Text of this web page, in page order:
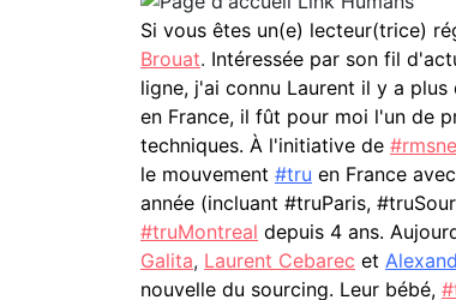
Si vous êtes un(e) lecteur(trice)
Brouat. Intéressée par son fil
ligne, j'ai connu Laurent il y a
en France, il fût pour moi l'un de
techniques. À l'initiative de
le mouvement #tru en France
année (incluant #truParis,
#truMontreal depuis 4 ans.
Galita, Laurent Cebarec et
nouvelle du sourcing. Leur bébé,